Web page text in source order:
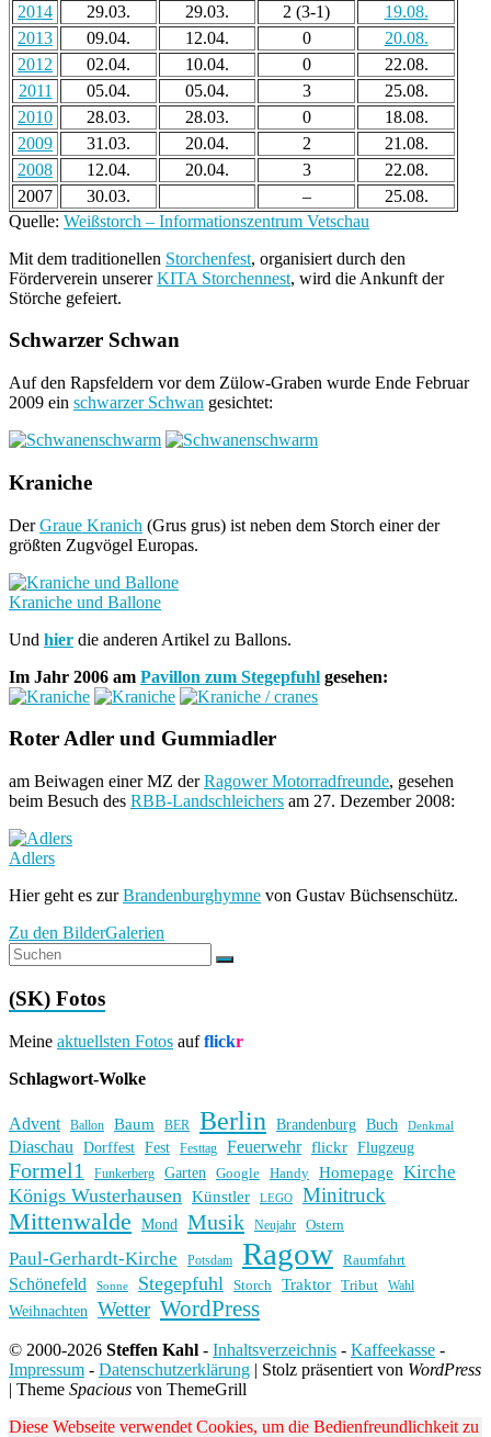
2014
29.03. 29.03. 2 (3-1)
19.08.
2013
09.04. 12.04. 0
20.08.
2012
02.04. 10.04. 0
22.08.
2011
05.04. 05.04. 3
25.08.
2010
28.03. 28.03. 0
18.08.
2009
31.03. 20.04. 2
21.08.
2008
12.04. 20.04. 3
22.08.
2007
30.03. –
25.08.
Quelle: Weißstorch – Informationszentrum Vetschau
Mit dem traditionellen Storchenfest, organisiert durch den
Förderverein unsererKITA Storchennest, wird die Ankunft der
Störche gefeiert.
Schwarzer Schwan
Auf den Rapsfeldern vor dem Zülow-Graben wurde Ende Februar
2009 ein schwarzer Schwan gesichtet:
Kraniche
DerGraue Kranich (Grus grus) ist neben dem Storch einer der
größten Zugvögel Europas.
Kraniche und Ballone
Und hier die anderen Artikel zu Ballons.
Im Jahr 2006 am Pavillon zum Stegepfuhl gesehen:
Roter Adler und Gummiadler
am Beiwagen einer MZ derRagower Motorradfreunde, gesehen
beim Besuch des RBB-Landschleichers am 27. Dezember 2008:
Adlers
Hier geht es zurBrandenburghymne von Gustav Büchsenschütz.
Zu den BilderGalerien
(SK) Fotos
Meine aktuellsten Fotos aufflickr
Schlagwort-Wolke
Advent Ballon Baum BER Berlin Brandenburg Buch Denkmal
Diaschau Dorffest Fest Festtag Feuerwehr flickr Flugzeug
Formel1 Funkerberg Garten Google Handy Homepage Kirche
Königs Wusterhausen Künstler LEGO Minitruck
Mittenwalde Mond Musik Neujahr Ostern
Paul-Gerhardt-Kirche Potsdam Ragow Raumfahrt
Schönefeld Sonne Stegepfuhl Storch Traktor Tribut Wahl
Weihnachten Wetter WordPress
© 2000-2026 Steffen Kahl - Inhaltsverzeichnis - Kaffeekasse -
Impressum - Datenschutzerklärung | Stolz präsentiert von WordPress
| Theme Spacious von ThemeGrill
Diese Webseite verwendet Cookies, um die Bedienfreundlichkeit zu